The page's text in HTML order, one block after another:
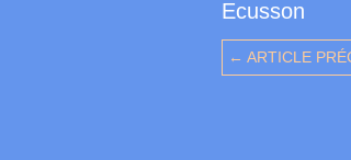
Ecusson
← ARTICLE